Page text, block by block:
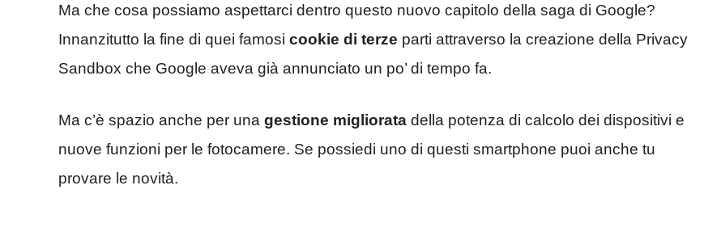
Ma che cosa possiamo aspettarci dentro questo nuovo capitolo della saga di Google?
Innanzitutto la fine di quei famosi cookie di terze parti attraverso la creazione della Privacy
Sandbox che Google aveva già annunciato un po’ di tempo fa.
Ma c’è spazio anche per una gestione migliorata della potenza di calcolo dei dispositivi e
nuove funzioni per le fotocamere. Se possiedi uno di questi smartphone puoi anche tu
provare le novità.